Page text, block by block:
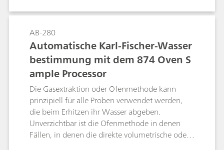
ASTM D4928, EN IEC 60814, EN ISO 12937, ISO
10337, DIN 51777 und GB/T 11146. Die
Trockenschrankmethode wird nach ASTM
D6304, EN IEC 60814 und DIN 51777
beschrieben.
AB-280
Automatische Karl-Fischer-Wasser
bestimmung mit dem 874 Oven S
ample Processor
Die Gasextraktion oder Ofenmethode kann
prinzipiell für alle Proben verwendet werden,
die beim Erhitzen ihr Wasser abgeben.
Unverzichtbar ist die Ofenmethode in denen
Fällen, in denen die direkte volumetrische oder